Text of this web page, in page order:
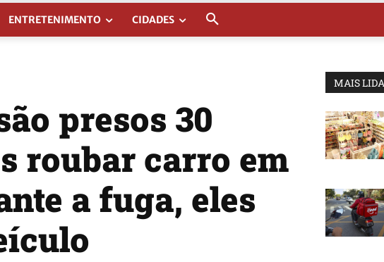
ENTRETENIMENTO CIDADES
presos 30
roubar carro em
a fuga, eles
MAIS